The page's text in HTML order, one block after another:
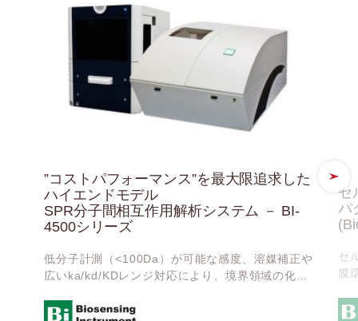
”コストパフォーマンス”を最大限追求した
ハイエンドモデル
SPR分子間相互作用解析システム － BI-
4500シリーズ
低分子計測（<100Da）が可能な感度、溶媒補正や
広いka/kd/KDレンジ対応により、境界領域の化合
セ
パ
セ
膜